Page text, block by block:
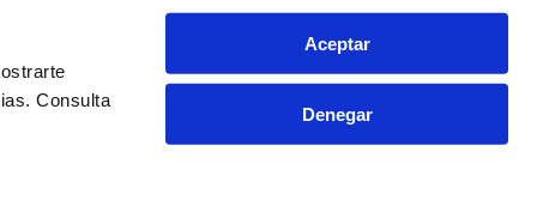
Consulta
Aceptar
Denegar